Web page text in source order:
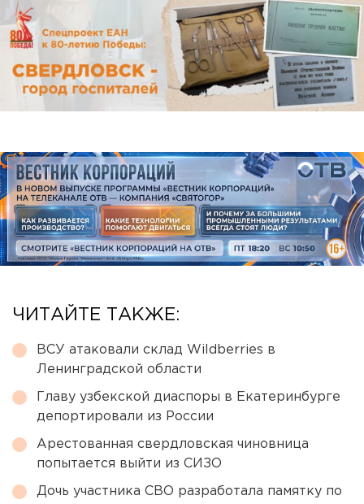
ЧИТАЙТЕ ТАКЖЕ:
ВСУ атаковали склад Wildberries в
Ленинградской области
Главу узбекской диаспоры в Екатеринбурге
депортировали из России
Арестованная свердловская чиновница
попытается выйти из СИЗО
Дочь участника СВО разработала памятку по